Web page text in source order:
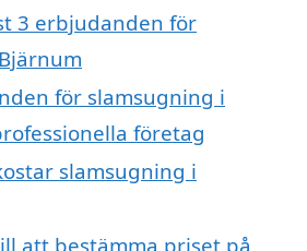
3 erbjudanden för
för slamsugning i
företag
slamsugning i
att bestämma priset på